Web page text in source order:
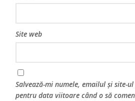
Site web
Salvează-mi numele, emailul și site-
pentru data viitoare când o să